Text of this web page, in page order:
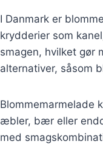
I Danmark er
krydderier som
smagen, hvilket gør
alternativer, såsom
Blommemarmelade
æbler, bær eller
med